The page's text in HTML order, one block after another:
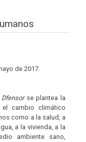
de 2017.
Dfensorse plantea la
cambio climático
como a la salud, a
a la vivienda, a la
ambiente sano,